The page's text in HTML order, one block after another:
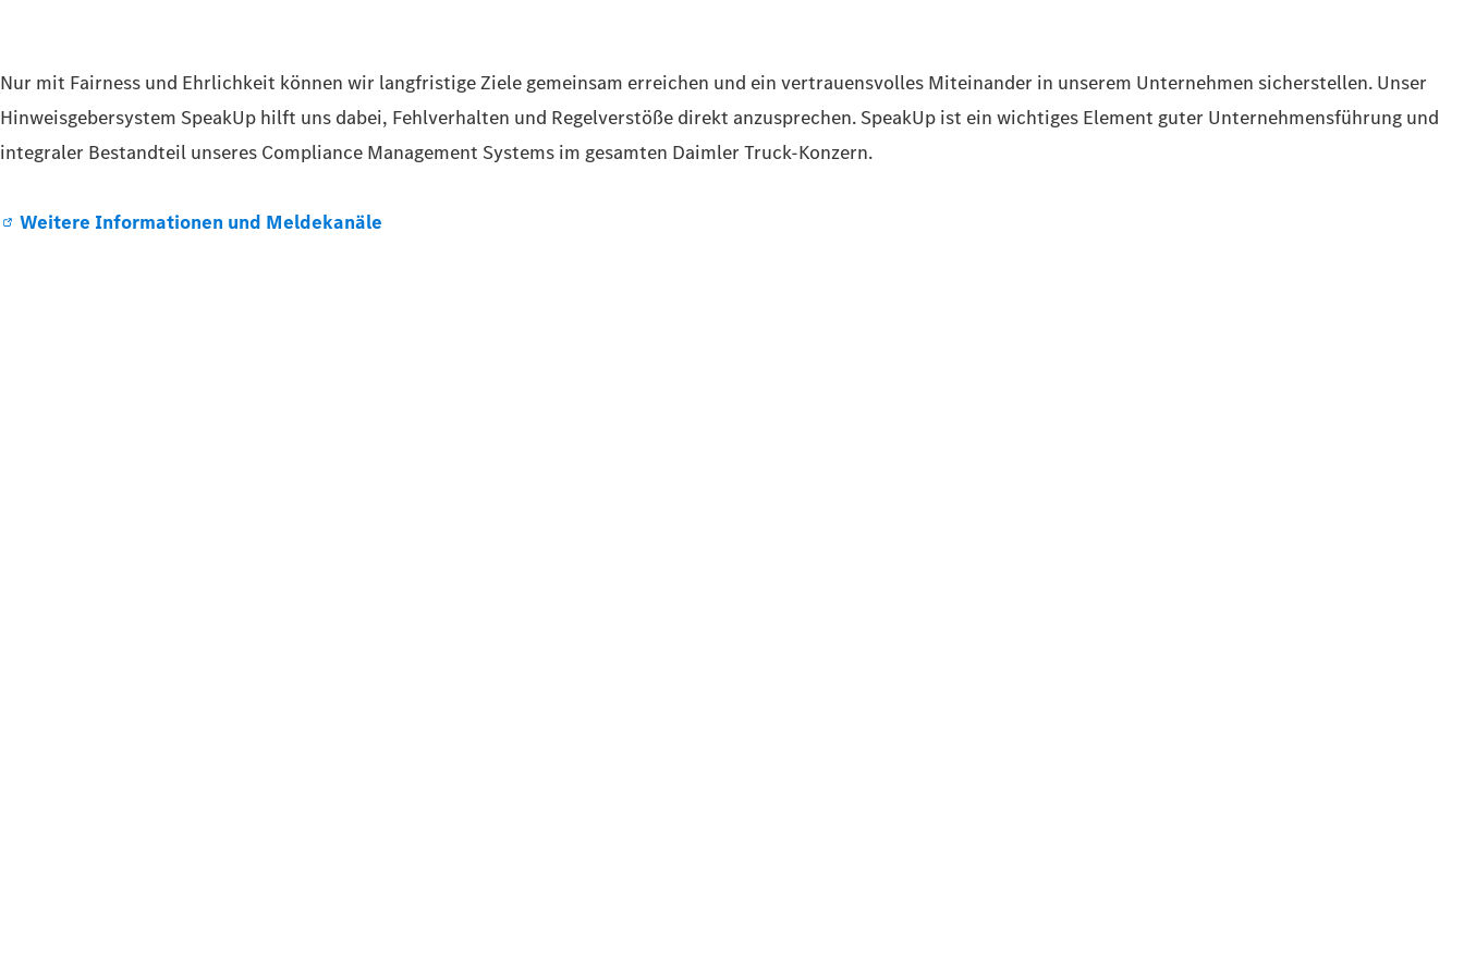
Nur mit Fairness und Ehrlichkeit können wir langfristige Ziele gemeinsam erreichen und ein vertrauensvolles Miteinander in unserem Unternehmen sicherstellen. Unser
Hinweisgebersystem SpeakUp hilft uns dabei, Fehlverhalten und Regelverstöße direkt anzusprechen. SpeakUp ist ein wichtiges Element guter Unternehmensführung und
integraler Bestandteil unseres Compliance Management Systems im gesamten Daimler Truck-Konzern.
Weitere Informationen und Meldekanäle